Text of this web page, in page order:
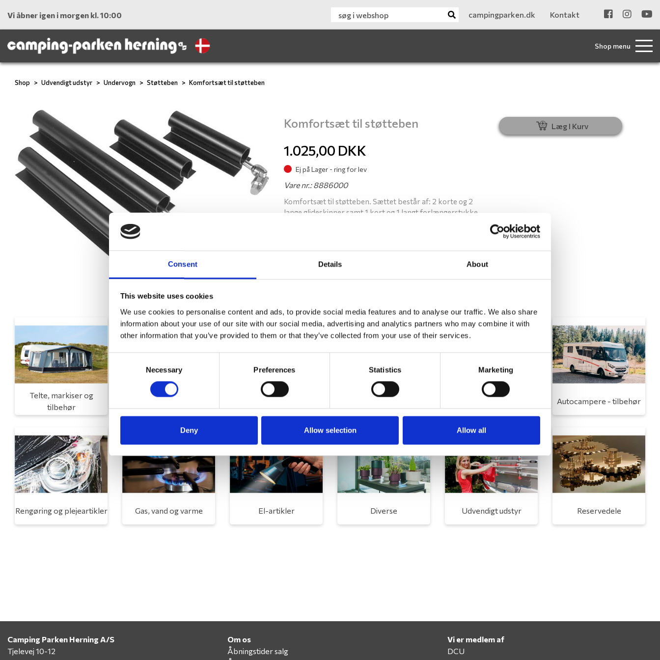
Consent Details About
This website uses cookies
We use cookies to personalise content and ads, to provide social media features and to analyse our traffic. We also share
information about your use of our site with our social media, advertising and analytics partners who may combine it with
other information that you’ve provided to them or that they’ve collected from your use of their services.
Necessary Preferences Statistics Marketing
Deny Allow selection Allow all
Vi åbner igen i morgen kl. 10:00 campingparken.dk Kontakt
Shop menu
Shop Udvendigt udstyr Undervogn Støtteben Komfortsæt til støtteben
Komfortsæt til støtteben
1.025,00 DKK
Ej på Lager - ring for lev
Vare nr.: 8886000
Komfortsæt til støtteben. Sættet består af: 2 korte og 2
lange glideskinner samt 1 kort og 1 langt forlængerstykke
Læg I Kurv
Telte, markiser og
tilbehør
Autocampere - tilbehør
Rengøring og plejeartikler Gas, vand og varme El-artikler Diverse Udvendigt udstyr Reservedele
Camping Parken Herning A/S
Tjelevej 10-12
Om os
Åbningstider salg
Vi er medlem af
DCU